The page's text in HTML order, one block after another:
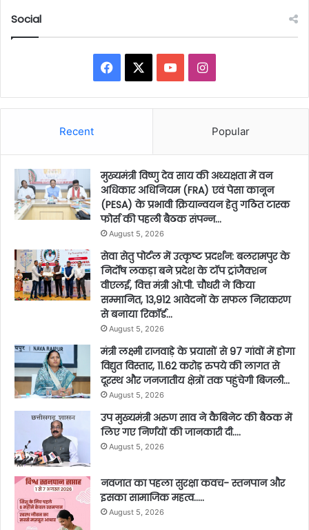
Social
Facebook YouTubeInstagram
Recent Popular
मुख्यमंत्री विष्णु देव साय की अध्यक्षता में वन
अधिकार अधिनियम (FRA) एवं पेसा कानून
(PESA) के प्रभावी क्रियान्वयन हेतु गठित टास्क
फोर्स की पहली बैठक संपन्न…
August 5, 2026
सेवा सेतु पोर्टल में उत्कृष्ट प्रदर्शन: बलरामपुर के
निर्दोष लकड़ा बने प्रदेश के टॉप ट्रांजैक्शन
वीएलई, वित्त मंत्री ओ.पी. चौधरी ने किया
सम्मानित, 13,912 आवेदनों के सफल निराकरण
से बनाया रिकॉर्ड…
August 5, 2026
मंत्री लक्ष्मी राजवाड़े के प्रयासों से 97 गांवों में होगा
विद्युत विस्तार, 11.62 करोड़ रुपये की लागत से
दूरस्थ और जनजातीय क्षेत्रों तक पहुंचेगी बिजली…
August 5, 2026
उप मुख्यमंत्री अरुण साव ने कैबिनेट की बैठक में
लिए गए निर्णयों की जानकारी दी….
August 5, 2026
नवजात का पहला सुरक्षा कवच- स्तनपान और
इसका सामाजिक महत्व…..
August 5, 2026